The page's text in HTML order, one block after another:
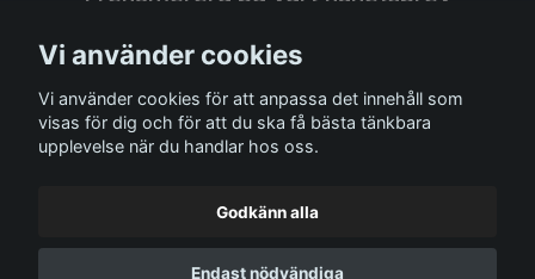
Vi använder cookies
Vi använder cookies för att anpassa det innehåll som
visas för dig och för att du ska få bästa tänkbara
upplevelse när du handlar hos oss.
Godkänn alla
Endast nödvändiga